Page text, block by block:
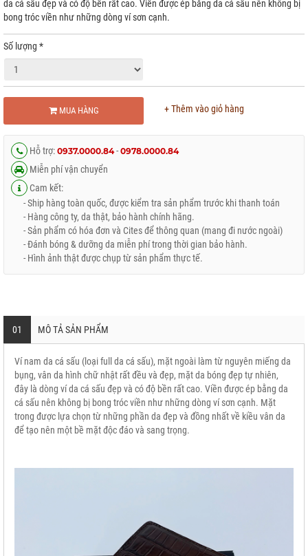
da cá sấu đẹp và có độ bền rất cao. Viền được ép bằng da cá sấu nên không bị
bong tróc viền như những dòng ví sơn cạnh.
Số lượng *
MUA HÀNG + Thêm vào giỏ hàng
Hỗ trợ: 0937.0000.84- 0978.0000.84
Miễn phí vận chuyển
Cam kết:
- Ship hàng toàn quốc, được kiểm tra sản phẩm trước khi thanh toán
- Hàng công ty, da thật, bảo hành chính hãng.
- Sản phẩm có hóa đơn và Cites để thông quan (mang đi nước ngoài)
- Đánh bóng & dưỡng da miễn phí trong thời gian bảo hành.
- Hình ảnh thật được chụp từ sản phẩm thực tế.
01 MÔ TẢ SẢN PHẨM
Ví nam da cá sấu (loại full da cá sấu), mặt ngoài làm từ nguyên miếng da
bụng, vân da hình chữ nhật rất đều và đẹp, mặt da bóng đẹp tự nhiên,
đây là dòng ví da cá sấu đẹp và có độ bền rất cao. Viền được ép bằng da
cá sấu nên không bị bong tróc viền như những dòng ví sơn cạnh. Mặt
trong được lựa chọn từ những phần da đẹp và đồng nhất về kiều vân da
để tạo nên một bề mặt độc đáo và sang trọng.